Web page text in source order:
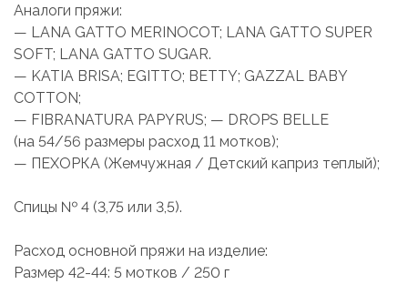
Аналоги пряжи:
— LANA GATTO MERINOCOT; LANA GATTO SUPER
SOFT; LANA GATTO SUGAR.
— KATIA BRISA; EGITTO; BETTY; GAZZAL BABY
COTTON;
— FIBRANATURA PAPYRUS; — DROPS BELLE
(на 54/56 размеры расход 11 мотков);
— ПЕХОРКА (Жемчужная / Детский каприз теплый);
Спицы № 4 (3,75 или 3,5).
Расход основной пряжи на изделие:
Размер 42-44: 5 мотков / 250 г